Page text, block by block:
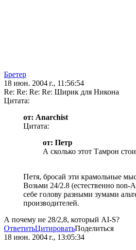
Бретер
18 июн. 2004 г., 11:56:54
Re: Re: Re: Re: Ширик для Никона
Цитата:
от: Anarchist
Цитата:
от: Петр
А сколько этот Тамрон
Петя, бросай эти крамольные
Возьми 24/2.8 (естественно non-
себе голову разными зумами
производителей.
А почему не 28/2,8, который AI-S?
ОтветитьЦитироватьПоделиться
18 июн. 2004 г., 13:05:34